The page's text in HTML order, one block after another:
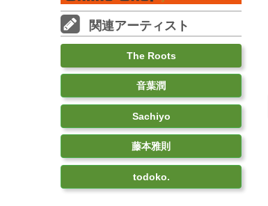
関連アーティスト
The Roots
音葉潤
Sachiyo
藤本雅則
todoko.